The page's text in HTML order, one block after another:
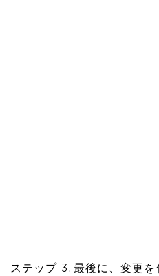
ステップ 3. 最後に、変更